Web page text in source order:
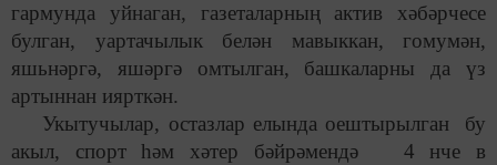
гармунда уйнаган, газеталарның актив хәбәрчесе
булган, уартачылык белән мавыккан, гомумән,
яшьнәргә, яшәргә омтылган, башкаларны да үз
артыннан иярткән.
Укытучылар, остазлар елында оештырылган бу
акыл, спорт һәм хәтер бәйрәмендә 4 нче в